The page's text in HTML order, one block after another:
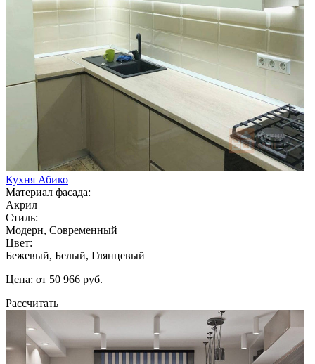
Кухня Абико
Материал фасада:
Акрил
Стиль:
Модерн, Современный
Цвет:
Бежевый, Белый, Глянцевый
Цена: от 50 966 руб.
Рассчитать